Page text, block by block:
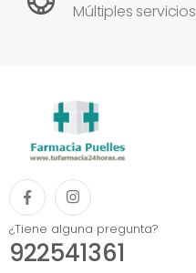
Múltiples servicios
¿Tiene alguna pregunta?
922541361